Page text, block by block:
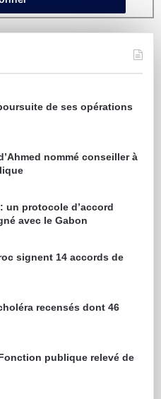
de ses opérations
nommé conseiller à
un protocole d’accord
avec le Gabon
signent 14 accords de
recensés dont 46
publique relevé de